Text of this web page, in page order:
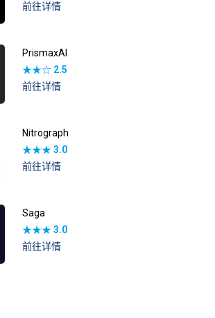
前往详情
PrismaxAI
★★☆ 2.5
前往详情
Nitrograph
★★★3.0
前往详情
Saga
★★★3.0
前往详情